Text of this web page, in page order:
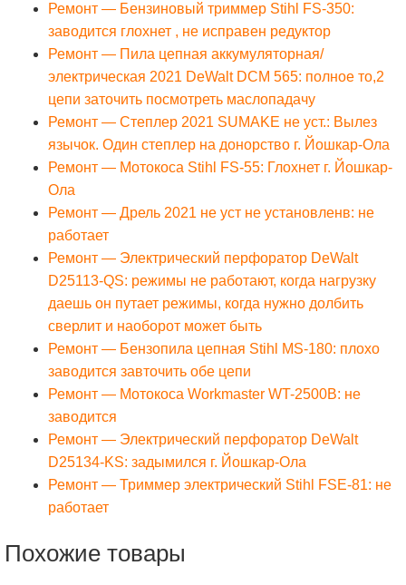
Ремонт — Бензиновый триммер Stihl FS-350:
заводится глохнет , не исправен редуктор
Ремонт — Пила цепная аккумуляторная/
электрическая 2021 DeWalt DCM 565: полное то,2
цепи заточить посмотреть маслопадачу
Ремонт — Степлер 2021 SUMAKE не уст.: Вылез
язычок. Один степлер на донорство г. Йошкар-Ола
Ремонт — Мотокоса Stihl FS-55: Глохнет г. Йошкар-
Ола
Ремонт — Дрель 2021 не уст не установленв: не
работает
Ремонт — Электрический перфоратор DeWalt
D25113-QS: режимы не работают, когда нагрузку
даешь он путает режимы, когда нужно долбить
сверлит и наоборот может быть
Ремонт — Бензопила цепная Stihl MS-180: плохо
заводится завточить обе цепи
Ремонт — Мотокоса Workmaster WT-2500B: не
заводится
Ремонт — Электрический перфоратор DeWalt
D25134-KS: задымился г. Йошкар-Ола
Ремонт — Триммер электрический Stihl FSE-81: не
работает
Похожие товары